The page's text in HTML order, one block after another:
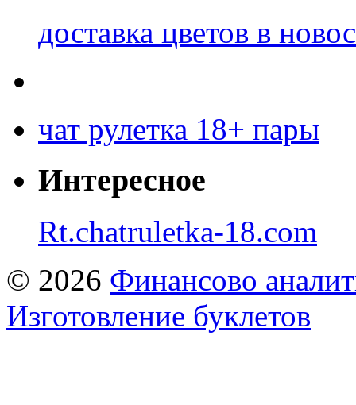
доставка цветов в
чат рулетка 18+ пары
Интересное
Rt.chatruletka-18.com
© 2026 Финансово
Изготовление буклетов